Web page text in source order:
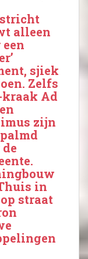
alleen
sjiek
Zelfs
Ad
zijn
in
straat